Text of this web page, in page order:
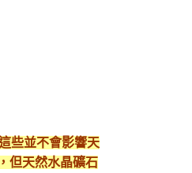
些並不會影響天
但天然水晶礦石